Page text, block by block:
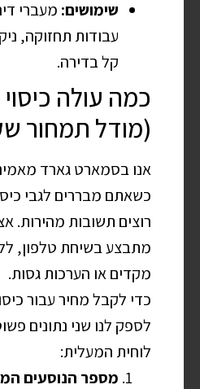
שימושים: מעברי
עבודות תחזוקה,
קל בדירה.
כמה עולה
(מודל תמחור
אנו בסמארט גארד
כשאתם מבררים לגבי
רוצים תשובות מהירות.
מתבצע בשיחת טלפון,
מקדים או הערכות גסות.
כדי לקבל מחיר עבור
לספק לנו שני נתונים
לוחית המעלית:
מספר הנוסעים